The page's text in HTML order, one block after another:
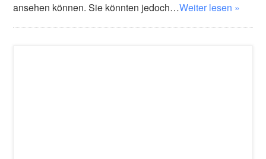
ansehen können. Sie könnten jedoch…Weiter lesen »